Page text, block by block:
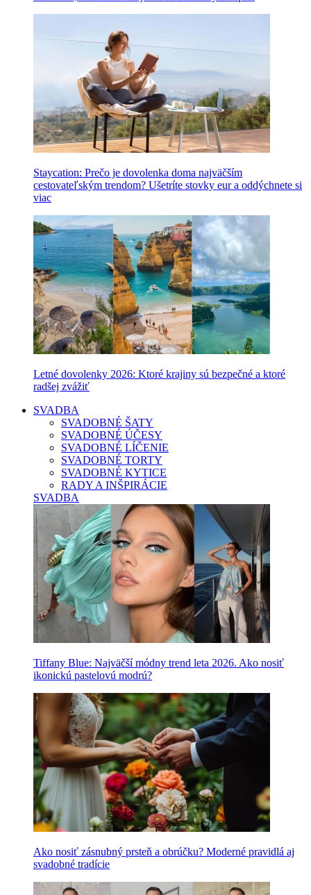
Staycation: Prečo je dovolenka doma najväčším
cestovateľským trendom? Ušetríte stovky eur a oddýchnete si
viac
Letné dovolenky 2026: Ktoré krajiny sú bezpečné a ktoré
radšej zvážiť
SVADBA
SVADOBNÉ ŠATY
SVADOBNÉ ÚČESY
SVADOBNÉ LÍČENIE
SVADOBNÉ TORTY
SVADOBNÉ KYTICE
RADY A INŠPIRÁCIE
SVADBA
Tiffany Blue: Najväčší módny trend leta 2026. Ako nosiť
ikonickú pastelovú modrú?
Ako nosiť zásnubný prsteň a obrúčku? Moderné pravidlá aj
svadobné tradície